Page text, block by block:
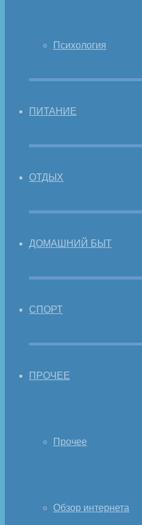
Психология
ПИТАНИЕ
ОТДЫХ
ДОМАШНИЙ БЫТ
СПОРТ
ПРОЧЕЕ
Прочее
Обзор интернета